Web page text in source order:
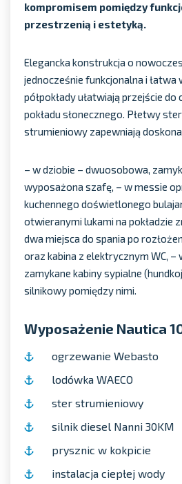
kompromisem pomiędzy
przestrzenią i estetyką.
Elegancka konstrukcja o
jednocześnie funkcjonalna i łatwa
półpokłady ułatwiają przejście do
pokładu słonecznego. Płetwy
strumieniowy zapewniają
– w dziobie – dwuosobowa,
wyposażona szafę, – w messie
kuchennego doświetlonego
otwieranymi lukami na pokładzie
dwa miejsca do spania po
oraz kabina z elektrycznym WC, –
zamykane kabiny sypialne
silnikowy pomiędzy nimi.
Wyposażenie Nautica
ogrzewanie Webasto
lodówka WAECO
ster strumieniowy
silnik diesel Nanni 30KM
prysznic w kokpicie
instalacja ciepłej wody